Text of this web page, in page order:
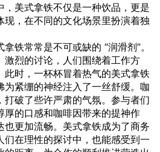
，美式拿铁不仅是一种饮品，更是
现，在不同的文化场景里扮演着独
铁常常是不可或缺的 “润滑剂”。
激烈的讨论，人们围绕着工作方
此时，一杯杯冒着热气的美式拿铁
为紧绷的神经注入了一丝舒缓。咖
打破了些许严肃的气氛。参与者们
厚的口感和咖啡因带来的提神作
也更加流畅。美式拿铁成为了商务
们在理性的探讨中，也能感受到一